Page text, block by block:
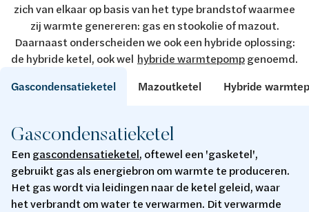
zich van elkaar op basis van het type brandstof waarmee
zij warmte genereren: gas en stookolie of mazout.
Daarnaast onderscheiden we ook een hybride oplossing:
de hybride ketel, ook wel hybride warmtepompgenoemd.
Gascondensatieketel Mazoutketel Hybride
Gascondensatieketel
Een gascondensatieketel, oftewel een 'gasketel',
gebruikt gas als energiebron om warmte te produceren.
Het gas wordt via leidingen naar de ketel geleid, waar
het verbrandt om water te verwarmen. Dit verwarmde